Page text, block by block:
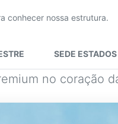
conhecer nossa estrutura.
SEDE
no coração